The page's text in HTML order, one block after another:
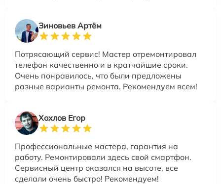
Зиновьев Артём
Потрясающий сервис! Мастер отремонтировал
телефон качественно и в кратчайшие сроки.
Очень понравилось, что были предложены
разные варианты ремонта. Рекомендуем всем!
Хохлов Егор
Профессиональные мастера, гарантия на
работу. Ремонтировали здесь свой смартфон.
Сервисный центр оказался на высоте, все
сделали очень быстро! Рекомендуем!